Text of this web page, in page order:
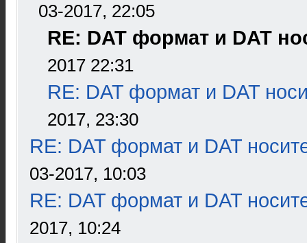
03-2017, 22:05
RE: DAT формат и DAT
2017 22:31
RE: DAT формат и DAT
2017, 23:30
RE: DAT формат и DAT
03-2017, 10:03
RE: DAT формат и DAT
2017, 10:24